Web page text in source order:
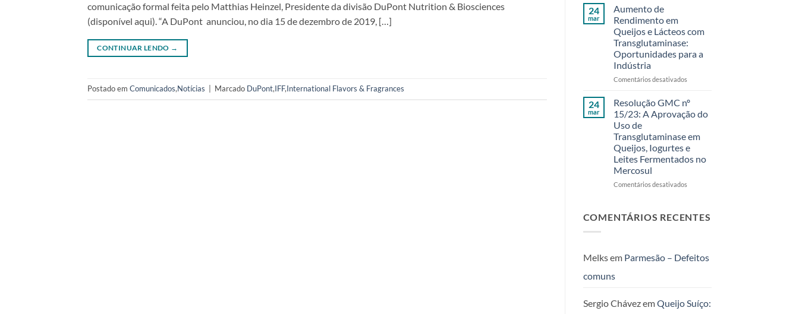
comunicação formal feita pelo Matthias Heinzel, Presidente da divisão DuPont Nutrition & Biosciences
(disponível aqui). “A DuPont anunciou, no dia 15 de dezembro de 2019, […]
CONTINUAR LENDO →
Postado em Comunicados,Notícias Marcado DuPont,IFF,International Flavors & Fragrances
Fermentech
foi
um
Um
Evento
Exclusivo
Feira
de
–
BA
24
mar
Aumento de
Rendimento em
Queijos e Lácteos com
Transglutaminase:
Oportunidades para a
Indústria
Comentários desativadosem
de
em
e
Lácteos
com
24
mar
Resolução GMC nº
15/23: A Aprovação do
Uso de
Transglutaminase em
Queijos, Iogurtes e
Leites Fermentados no
Mercosul
Comentários desativadosem
nº
do
Queijos,
COMENTÁRIOS RECENTES
Melksem Parmesão – Defeitos
comuns
Sergio ChávezemQueijo Suíço: